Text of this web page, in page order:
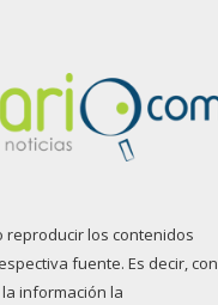
reproducir los contenidos
fuente. Es decir, con
información la